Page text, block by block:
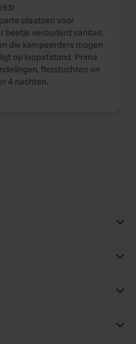
plaatsen voor
beetje verouderd sanitair.
die kampeerders mogen
op loopafstand. Prima
fietstochten en
4 nachten.